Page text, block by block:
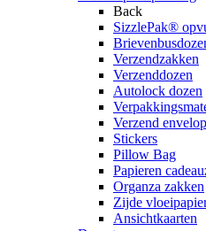
Back
SizzlePak®
Verzendzakken
Verzenddozen
Autolock dozen
Verzend
Stickers
Pillow Bag
Papieren
Organza zakken
Zijde
Ansichtkaarten